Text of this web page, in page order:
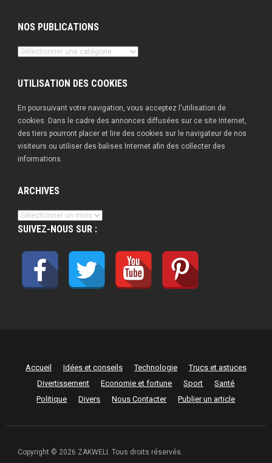
NOS PUBLICATIONS
Nos
UTILISATION DES COOKIES
En poursuivant votre navigation, vous acceptez l'utilisation de
cookies. Dans le cadre des annonces diffusées sur ce site Internet,
des tiers pourront placer et lire des cookies sur le navigateur de nos
visiteurs ou utiliser des balises Internet afin des collecter des
informations.
ARCHIVES
Archives
SUIVEZ-NOUS SUR :
Accueil Idées et conseils Technologie
Trucs et astuces
Divertissement
Economie et fortune Sport
Santé
Politique
Divers Nous Contacter Publier un article
Copyright © 2026 ZAKWELI. Tous droits réservés.